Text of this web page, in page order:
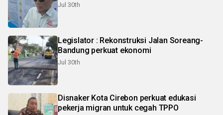
Jul 30th
Legislator : Rekonstruksi Jalan Soreang-
Bandung perkuat ekonomi
Jul 30th
Disnaker Kota Cirebon perkuat edukasi
pekerja migran untuk cegah TPPO